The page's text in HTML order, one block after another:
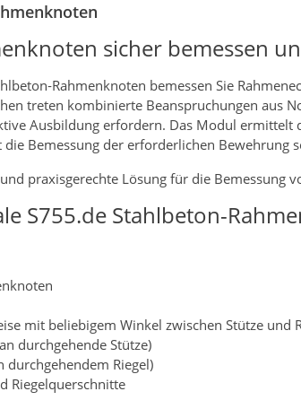
sicher bemessen
bemessen Sie
treten kombinierte Beanspruchungen aus
Ausbildung erfordern. Das Modul ermittelt
Bemessung der erforderlichen Bewehrung
praxisgerechte Lösung für die Bemessung
S755.de Stahlbeton-
mit beliebigem Winkel zwischen Stütze und
durchgehende Stütze)
durchgehendem Riegel)
Riegelquerschnitte